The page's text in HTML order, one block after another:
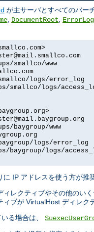
が主サーバとすべてのバー
DocumentRoot ErrorLog
smallco/www
logs/error_log
smallco/logs/
baygroup/www
logs/error_log
baygroup/logs/
に IP アドレスを使う方が
ィレクティブやその他のい
ィブが VirtualHost ディレク
る場合は、